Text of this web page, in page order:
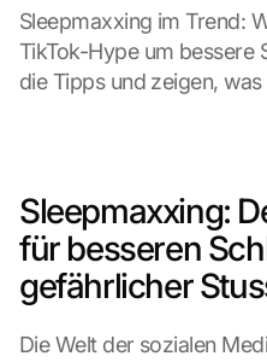
Sleepmaxxing im Trend:
TikTok-Hype um bessere
die Tipps und zeigen,
Sleepmaxxing:
für besseren
gefährlicher
Die Welt der sozialen